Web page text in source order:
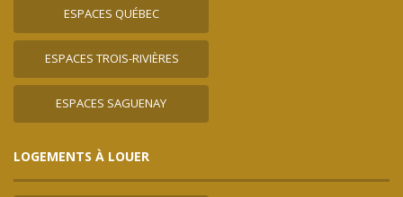
ESPACES QUÉBEC
ESPACES TROIS-RIVIÈRES
ESPACES SAGUENAY
LOGEMENTS À LOUER